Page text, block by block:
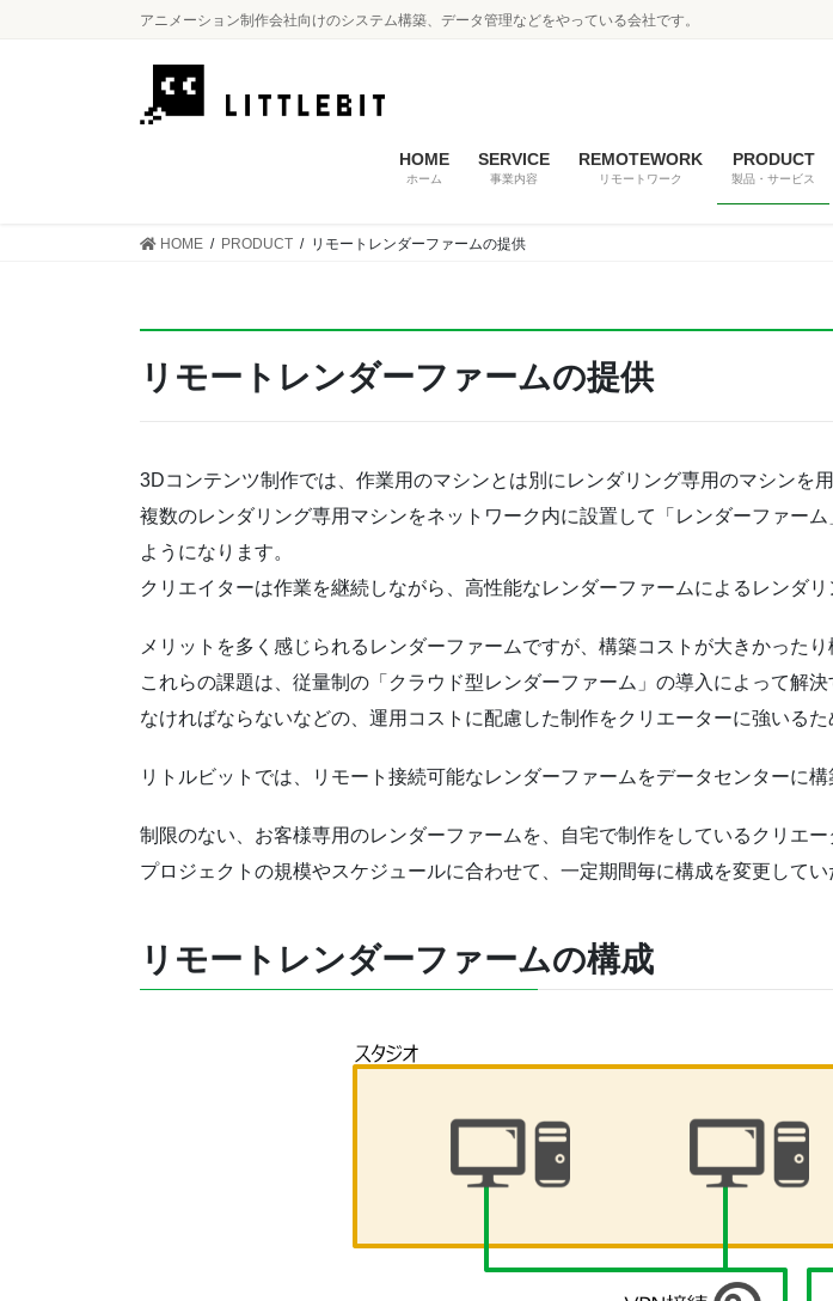
アニメーション制作会社向けのシステム構築、データ管理などをやっている会社です。
HOME
ホーム
SERVICE
事業内容
REMOTEWORK
リモートワーク
PRODUCT
製品・サービス
HOME PRODUCT リモートレンダーファームの提供
リモートレンダーファームの提供
3Dコンテンツ制作では、作業用のマシンとは別にレンダリング専用のマシンを
複数のレンダリング専用マシンをネットワーク内に設置して「レンダーファー
ようになります。
クリエイターは作業を継続しながら、高性能なレンダーファームによるレンダリ
メリットを多く感じられるレンダーファームですが、構築コストが大きかった
これらの課題は、従量制の「クラウド型レンダーファーム」の導入によって解
なければならないなどの、運用コストに配慮した制作をクリエーターに強いる
リトルビットでは、リモート接続可能なレンダーファームをデータセンターに
制限のない、お客様専用のレンダーファームを、自宅で制作をしているクリエー
プロジェクトの規模やスケジュールに合わせて、一定期間毎に構成を変更してい
リモートレンダーファームの構成